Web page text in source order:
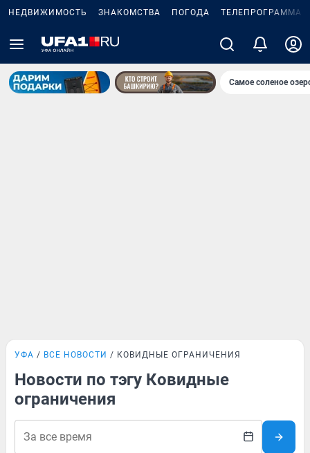
НЕДВИЖИМОСТЬ ЗНАКОМСТВА ПОГОДА ТЕЛЕПРОГРАММА
Самое соленое
УФА ВСЕ НОВОСТИ КОВИДНЫЕ ОГРАНИЧЕНИЯ
Новости по тэгу Ковидные
ограничения